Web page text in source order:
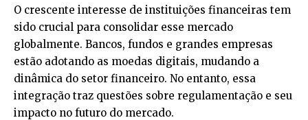
O crescente interesse de instituições financeiras tem
sido crucial para consolidar esse mercado
globalmente. Bancos, fundos e grandes empresas
estão adotando as moedas digitais, mudando a
dinâmica do setor financeiro. No entanto, essa
integração traz questões sobre regulamentação e seu
impacto no futuro do mercado.